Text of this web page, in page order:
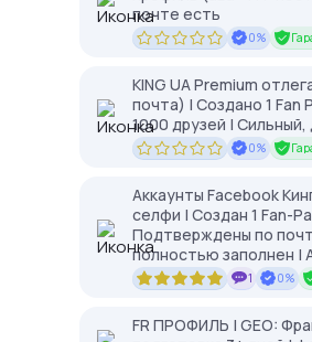
почте есть
0%
KING UA Premium
почта) | Создано 1
1000 друзей |
0%
Аккаунты Facebook
селфи | Создан 1 Fan-
Подтверждены по
полностью заполнен |
1 0%
FR ПРОФИЛЬ | GEO: